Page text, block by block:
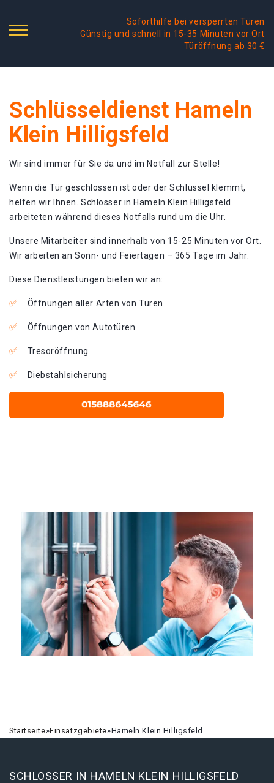
Soforthilfe bei versperrten Türen
Günstig und schnell in 15-35 Minuten vor Ort
Türöffnung ab 30 €
Schlüsseldienst Hameln
Klein Hilligsfeld
Wir sind immer für Sie da und im Notfall zur Stelle!
Wenn die Tür geschlossen ist oder der Schlüssel klemmt,
helfen wir Ihnen. Schlosser in Hameln Klein Hilligsfeld
arbeiteten während dieses Notfalls rund um die Uhr.
Unsere Mitarbeiter sind innerhalb von 15-25 Minuten vor Ort.
Wir arbeiten an Sonn- und Feiertagen – 365 Tage im Jahr.
Diese Dienstleistungen bieten wir an:
Öffnungen aller Arten von Türen
Öffnungen von Autotüren
Tresoröffnung
Diebstahlsicherung
Startseite»Einsatzgebiete»Hameln Klein Hilligsfeld
SCHLOSSER IN HAMELN KLEIN HILLIGSFELD